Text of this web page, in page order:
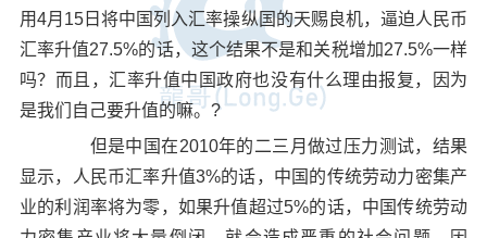
用4月15日将中国列入汇率操纵国的天赐良机，逼迫人民币
汇率升值27.5%的话，这个结果不是和关税增加27.5%一样
吗？而且，汇率升值中国政府也没有什么理由报复，因为
是我们自己要升值的嘛。?
但是中国在2010年的二三月做过压力测试，结果
显示，人民币汇率升值3%的话，中国的传统劳动力密集产
业的利润率将为零，如果升值超过5%的话，中国传统劳动